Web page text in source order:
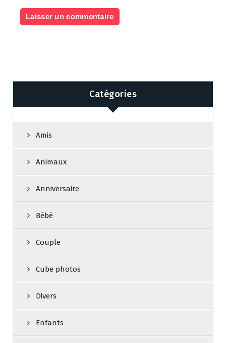
Catégories
Amis
Animaux
Anniversaire
Bébé
Couple
Cube photos
Divers
Enfants